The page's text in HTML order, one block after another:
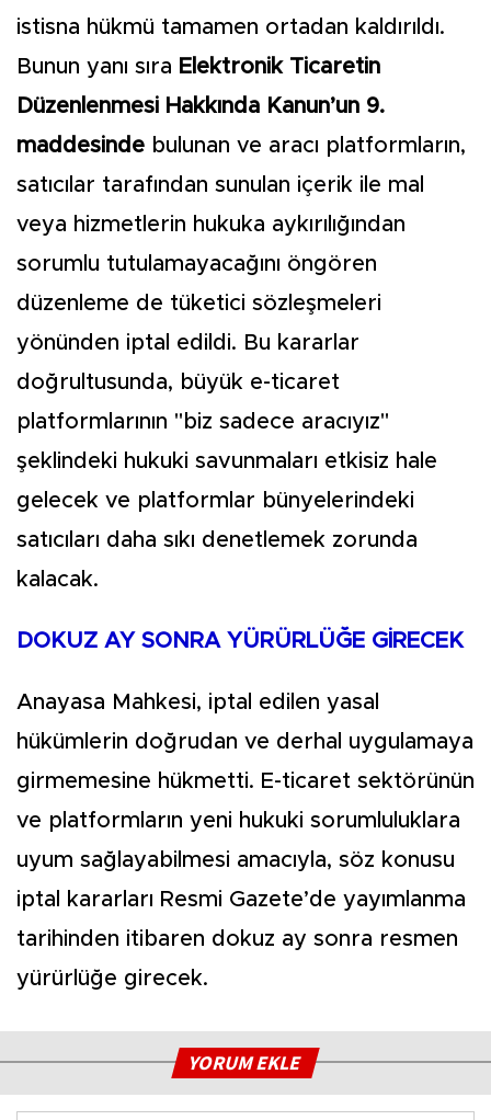
istisna hükmü tamamen ortadan kaldırıldı.
Bunun yanı sıra Elektronik Ticaretin
Düzenlenmesi Hakkında Kanun’un 9.
maddesinde bulunan ve aracı platformların,
satıcılar tarafından sunulan içerik ile mal
veya hizmetlerin hukuka aykırılığından
sorumlu tutulamayacağını öngören
düzenleme de tüketici sözleşmeleri
yönünden iptal edildi. Bu kararlar
doğrultusunda, büyük e-ticaret
platformlarının "biz sadece aracıyız"
şeklindeki hukuki savunmaları etkisiz hale
gelecek ve platformlar bünyelerindeki
satıcıları daha sıkı denetlemek zorunda
kalacak.
DOKUZ AY SONRA YÜRÜRLÜĞE GİRECEK
Anayasa Mahkesi, iptal edilen yasal
hükümlerin doğrudan ve derhal uygulamaya
girmemesine hükmetti. E-ticaret sektörünün
ve platformların yeni hukuki sorumluluklara
uyum sağlayabilmesi amacıyla, söz konusu
iptal kararları Resmi Gazete’de yayımlanma
tarihinden itibaren dokuz ay sonra resmen
yürürlüğe girecek.
YORUM EKLE